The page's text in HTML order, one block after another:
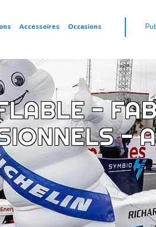
Accessoires Occasions
-
-